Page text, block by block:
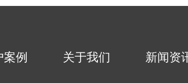
案例 关于我们 新闻资